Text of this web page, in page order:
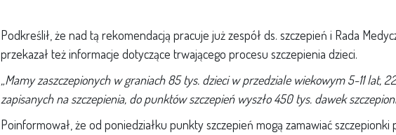
Podkreślił, że nad tą rekomendacją pracuje już zespół ds. szczepień i Rada
przekazał też informacje dotyczące trwającego procesu szczepienia dzieci.
„Mamy zaszczepionych w graniach 85 tys. dzieci w przedziale wiekowym 5-11 lat,
zapisanych na szczepienia, do punktów szczepień wyszło 450 tys. dawek
Poinformował, że od poniedziałku punkty szczepień mogą zamawiać